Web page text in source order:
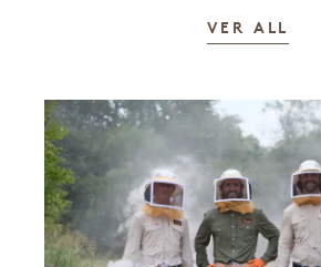
VER ALL